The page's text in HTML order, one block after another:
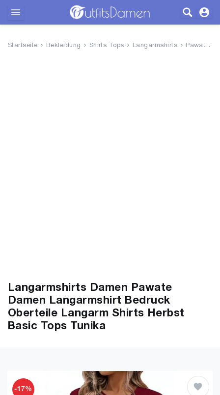
Startseite Bekleidung Shirts Tops Langarmshirts Pawate Damen Langarmshirt Bedr...
Langarmshirts Damen Pawate
Damen Langarmshirt Bedruck
Oberteile Langarm Shirts Herbst
Basic Tops Tunika
-17%